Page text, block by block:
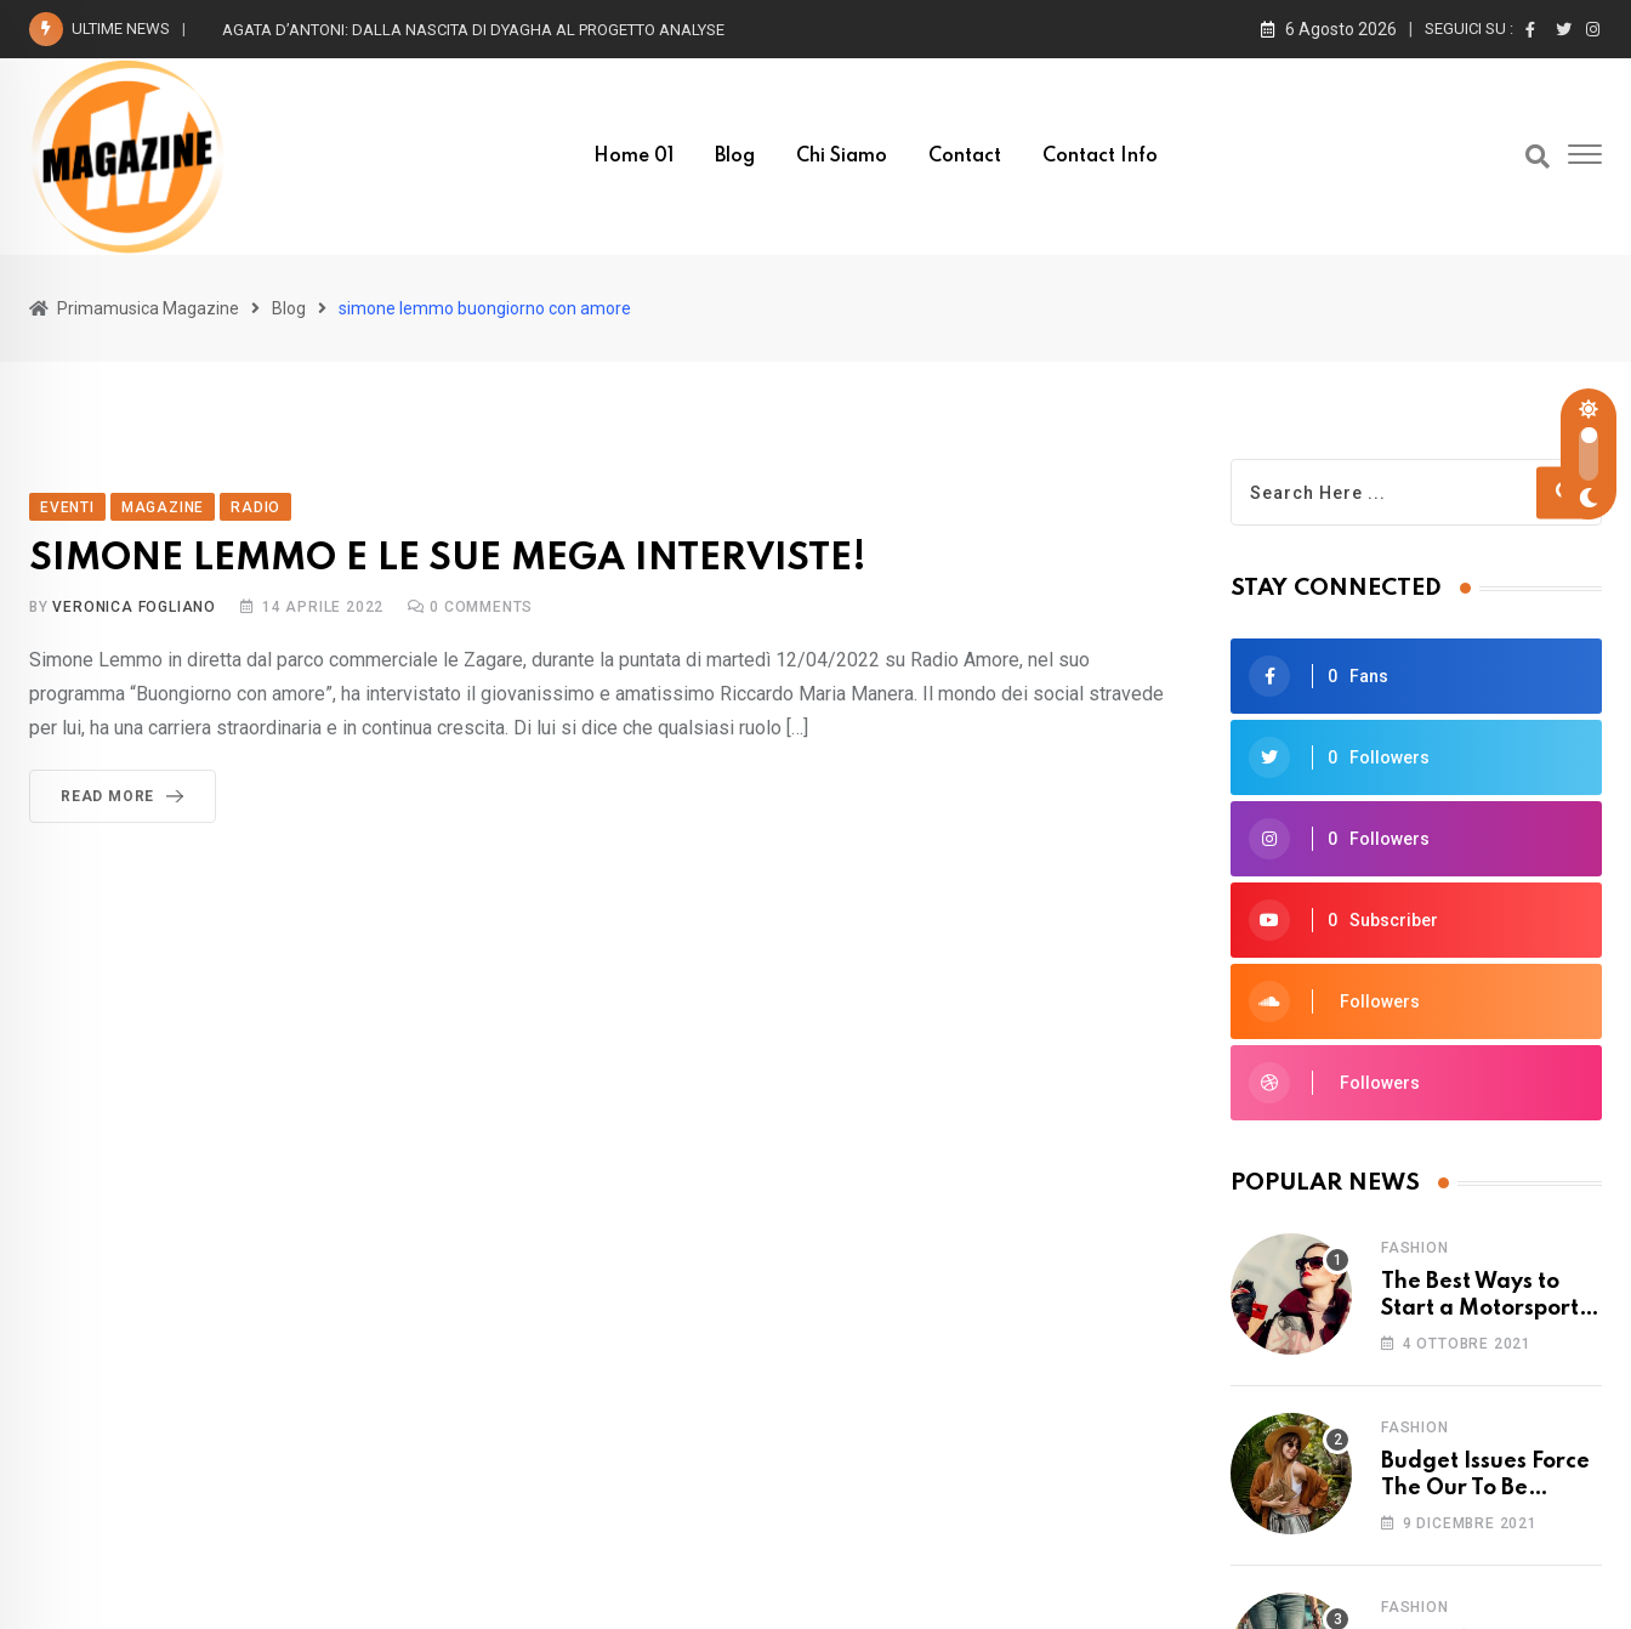
Skip
content
ULTIME NEWS AGATA D’ANTONI: DALLA NASCITA DI DYAGHA AL PROGETTO ANALYSE 6 Agosto 2026 SEGUICI SU :
Home 01 Blog Chi Siamo Contact Contact Info
Primamusica Magazine Blog simone lemmo buongiorno con amore
EVENTI MAGAZINE RADIO
SIMONE LEMMO E LE SUE MEGA INTERVISTE!
BYVERONICA FOGLIANO 14 APRILE 2022 0 COMMENTS
Simone Lemmo in diretta dal parco commerciale le Zagare, durante la puntata di martedì 12/04/2022 su Radio Amore, nel suo
programma “Buongiorno con amore”, ha intervistato il giovanissimo e amatissimo Riccardo Maria Manera. Il mondo dei social stravede
per lui, ha una carriera straordinaria e in continua crescita. Di lui si dice che qualsiasi ruolo […]
READ MORE
STAY CONNECTED
0 Fans
0 Followers
0 Followers
0 Subscriber
Followers
Followers
POPULAR NEWS
FASHION
The Best Ways to
Start a Motorsport
Rider Career
4 OTTOBRE 2021
FASHION
Budget Issues Force
The Our To Be
Cancelled
9 DICEMBRE 2021
FASHION